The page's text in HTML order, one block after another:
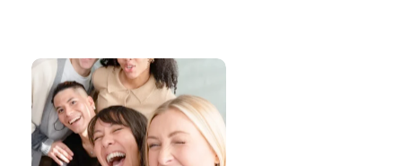
2026:
um
novo
começo